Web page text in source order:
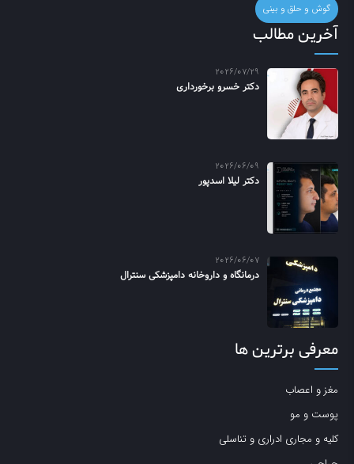
گوش و حلق و بینی
آخرین مطالب
2026/07/29
دکتر خسرو برخورداری
2026/06/09
دکتر لیلا اسدپور
2026/06/07
درمانگاه و داروخانه دامپزشکی سنترال
معرفی برترین ها
مغز و اعصاب
پوست و مو
کلیه و مجاری ادراری و تناسلی